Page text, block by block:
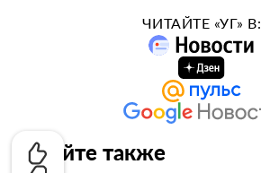
ЧИТАЙТЕ «УГ» В:
Читайте также